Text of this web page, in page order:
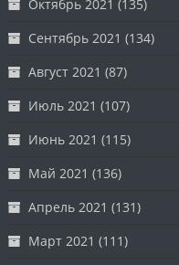
Октябрь 2021 (135)
Сентябрь 2021 (134)
Август 2021 (87)
Июль 2021 (107)
Июнь 2021 (115)
Май 2021 (136)
Апрель 2021 (131)
Март 2021 (111)